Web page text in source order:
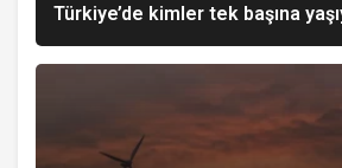
Türkiye’de kimler tek başına